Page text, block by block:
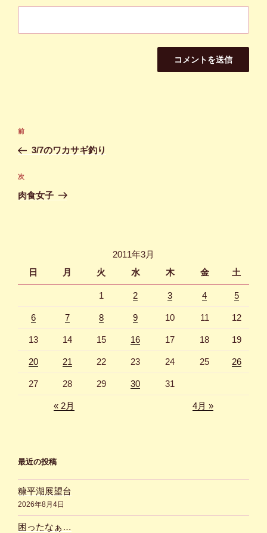
投
ナ
ビ
ゲ
前
の
稿
前
3/7のワカサギ釣り
次
の
次
肉食女子
2011年3月
日
月 火 水 木 金 土
1 2 3 4 5
6 7 8 9 10 11 12
13 14 15 16 17 18 19
20 21 22 23 24 25 26
27 28 29 30 31
« 2月 4月 »
最近の投稿
糠平湖展望台
2026年8月4日
困ったなぁ…